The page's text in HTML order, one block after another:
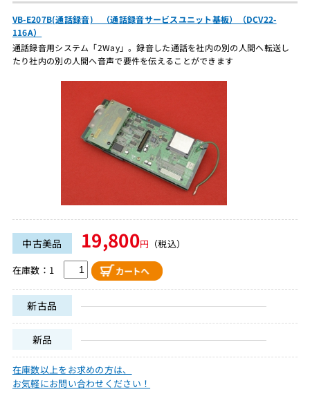
VB-E207B(通話録音) （通話録音サービスユニット基板）（DCV22-
116A）
通話録音用システム「2Way」。録音した通話を社内の別の人間へ転送し
たり社内の別の人間へ音声で要件を伝えることができます
中古美品 19,800円 （税込）
在庫数：1
新古品
新品
在庫数以上をお求めの方は、
お気軽にお問い合わせください！